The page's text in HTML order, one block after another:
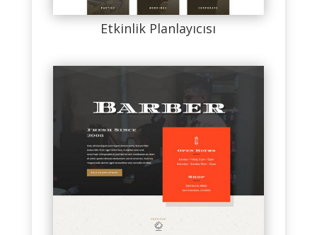
Etkinlik Planlayıcısı